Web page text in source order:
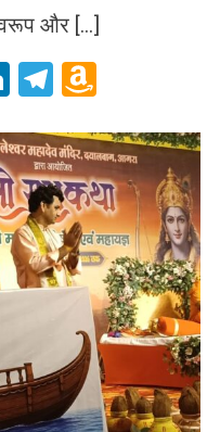
और […]
LinkedIn
Telegram
List